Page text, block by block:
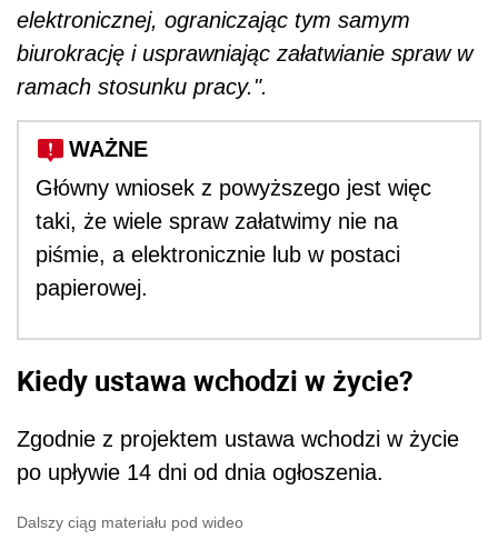
elektronicznej, ograniczając tym samym
biurokrację i usprawniając załatwianie spraw w
ramach stosunku pracy.".
WAŻNE
Główny wniosek z powyższego jest więc
taki, że wiele spraw załatwimy nie na
piśmie, a elektronicznie lub w postaci
papierowej.
Kiedy ustawa wchodzi w życie?
Zgodnie z projektem ustawa wchodzi w życie
po upływie 14 dni od dnia ogłoszenia.
Dalszy ciąg materiału pod wideo